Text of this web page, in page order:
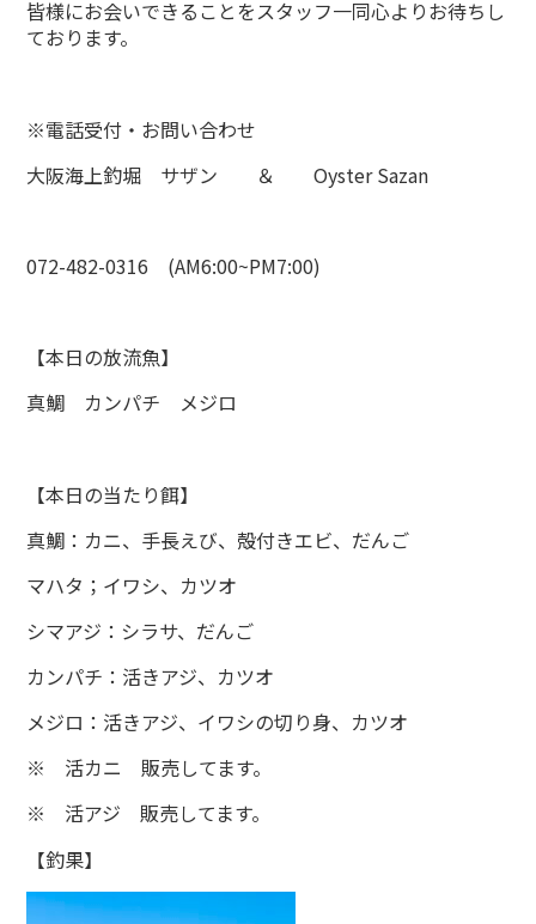
皆様にお会いできることをスタッフ一同心よりお待ちし
ております。
※電話受付・お問い合わせ
大阪海上釣堀 サザン ＆ Oyster Sazan
072-482-0316 (AM6:00~PM7:00)
【本日の放流魚】
真鯛 カンパチ メジロ
【本日の当たり餌】
真鯛：カニ、手長えび、殻付きエビ、だんご
マハタ；イワシ、カツオ
シマアジ：シラサ、だんご
カンパチ：活きアジ、カツオ
メジロ：活きアジ、イワシの切り身、カツオ
※ 活カニ 販売してます。
※ 活アジ 販売してます。
【釣果】